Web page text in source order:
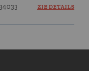
ZIE DETAILS